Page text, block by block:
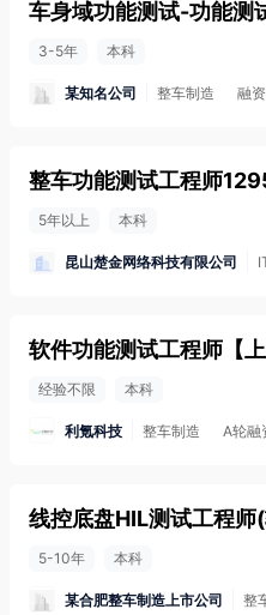
3-5年 本科
某知名公司 整车制造 融
整车功能测试工程师
5年以上 本科
昆山楚金网络科技有限公司
软件功能测试工程师 【
经验不限 本科
利氪科技 整车制造 A轮融
线控底盘HIL测试工程师
5-10年 本科
某合肥整车制造上市公司 整